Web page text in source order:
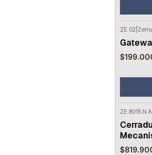
-19%
ZE G2
ZE 8015 N